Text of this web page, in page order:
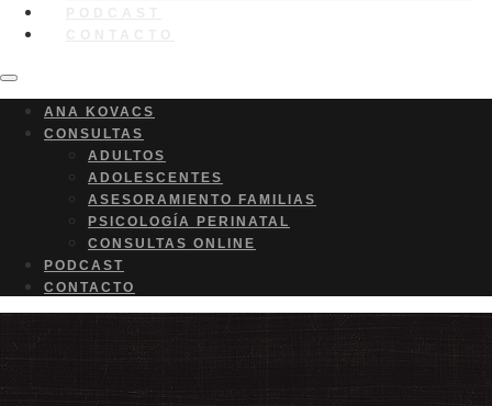
ANA KOVACS
CONSULTAS
ADULTOS
ADOLESCENTES
ASESORAMIENTO FAMILIAS
PSICOLOGÍA PERINATAL
CONSULTAS ONLINE
PODCAST
CONTACTO